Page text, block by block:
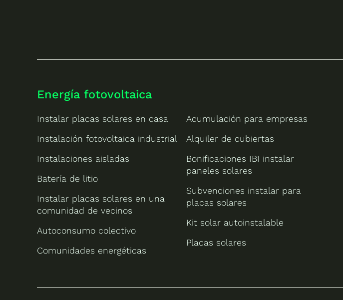
Energía fotovoltaica
Instalar placas solares en casa
Instalación fotovoltaica industrial
Instalaciones aisladas
Batería de litio
Instalar placas solares en una
comunidad de vecinos
Autoconsumo colectivo
Comunidades energéticas
Acumulación para empresas
Alquiler de cubiertas
Bonificaciones IBI instalar
paneles solares
Subvenciones instalar para
placas solares
Kit solar autoinstalable
Placas solares